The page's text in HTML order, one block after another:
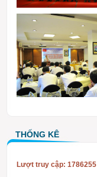
THỐNG KÊ
Lượt truy cập: 1786255